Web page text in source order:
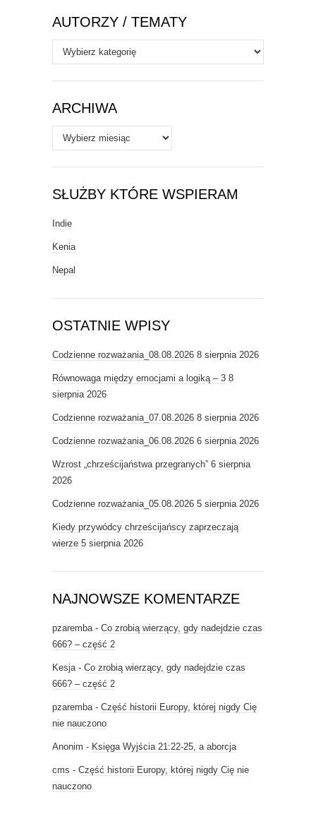
AUTORZY / TEMATY
Autorzy
/
Tematy
ARCHIWA
Archiwa
SŁUŻBY KTÓRE WSPIERAM
Indie
Kenia
Nepal
OSTATNIE WPISY
Codzienne rozważania_08.08.2026 8 sierpnia 2026
Równowaga między emocjami a logiką – 3 8
sierpnia 2026
Codzienne rozważania_07.08.2026 8 sierpnia 2026
Codzienne rozważania_06.08.2026 6 sierpnia 2026
Wzrost „chrześcijaństwa przegranych” 6 sierpnia
2026
Codzienne rozważania_05.08.2026 5 sierpnia 2026
Kiedy przywódcy chrześcijańscy zaprzeczają
wierze 5 sierpnia 2026
NAJNOWSZE KOMENTARZE
pzaremba - Co zrobią wierzący, gdy nadejdzie czas
666? – część 2
Kesja - Co zrobią wierzący, gdy nadejdzie czas
666? – część 2
pzaremba - Część historii Europy, której nigdy Cię
nie nauczono
Anonim - Księga Wyjścia 21:22-25, a aborcja
cms - Część historii Europy, której nigdy Cię nie
nauczono